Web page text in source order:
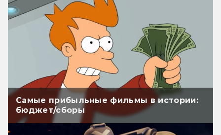
Самые прибыльные фильмы в истории:
бюджет/сборы